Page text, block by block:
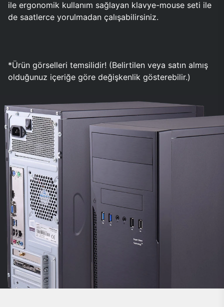
ile ergonomik kullanım sağlayan klavye-mouse seti ile
de saatlerce yorulmadan çalışabilirsiniz.
*Ürün görselleri temsilidir! (Belirtilen veya satın almış
olduğunuz içeriğe göre değişkenlik gösterebilir.)